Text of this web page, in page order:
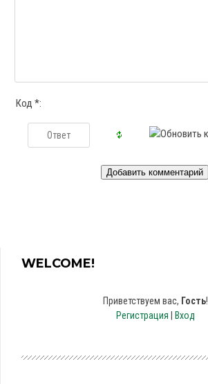
Код *:
WELCOME!
Приветствуем вас, Гость!
Регистрация
Вход